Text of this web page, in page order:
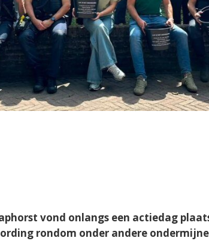
vond onlangs een actiedag
rondom onder andere